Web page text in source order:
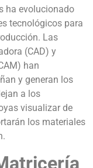
ha evolucionado
tecnológicos para
Las
(CAD) y
han
y generan los
a los
visualizar de
los materiales